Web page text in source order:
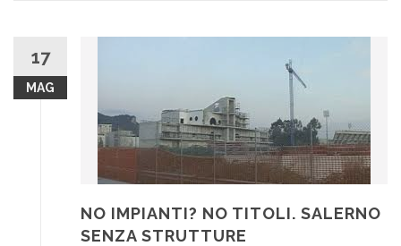
17
MAG
NO IMPIANTI? NO TITOLI. SALERNO
SENZA STRUTTURE